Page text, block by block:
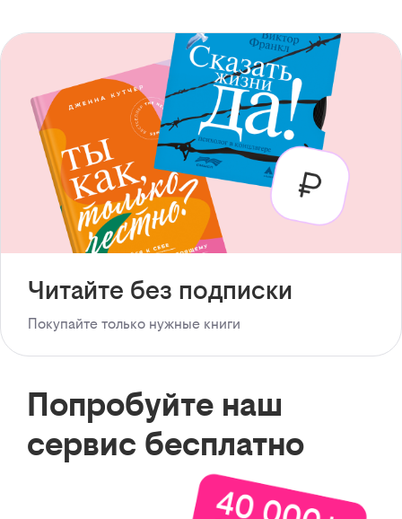
Читайте без подписки
Покупайте только нужные книги
Попробуйте наш
сервис бесплатно